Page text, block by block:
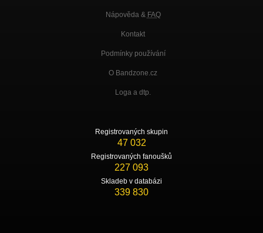
Nápověda & FAQ
Kontakt
Podmínky používání
O Bandzone.cz
Loga a dtp.
Registrovaných skupin
47 032
Registrovaných fanoušků
227 093
Skladeb v databázi
339 830